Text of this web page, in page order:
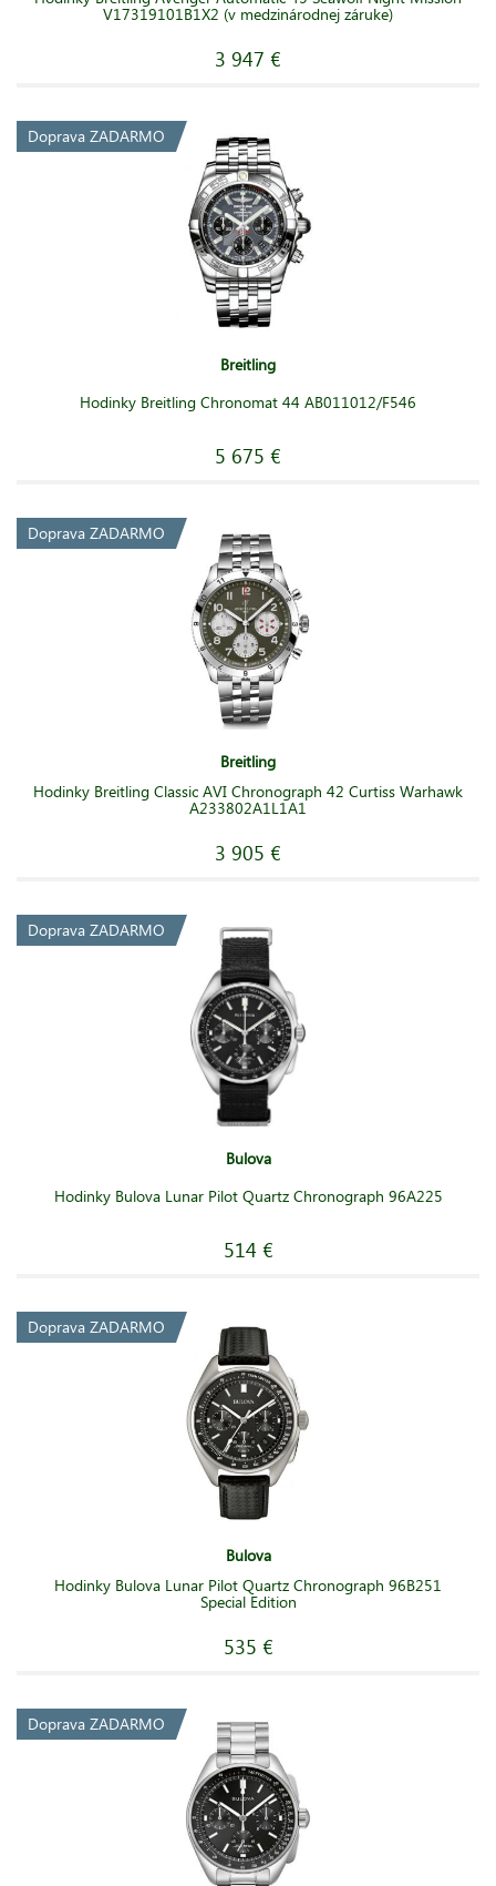
V17319101B1X2 (v medzinárodnej záruke)
3 947 €
Doprava ZADARMO
Breitling
Hodinky Breitling Chronomat 44 AB011012/F546
5 675 €
Doprava ZADARMO
Breitling
Hodinky Breitling Classic AVI Chronograph 42 Curtiss Warhawk
A233802A1L1A1
3 905 €
Doprava ZADARMO
Bulova
Hodinky Bulova Lunar Pilot Quartz Chronograph 96A225
514 €
Doprava ZADARMO
Bulova
Hodinky Bulova Lunar Pilot Quartz Chronograph 96B251
Special Edition
535 €
Doprava ZADARMO